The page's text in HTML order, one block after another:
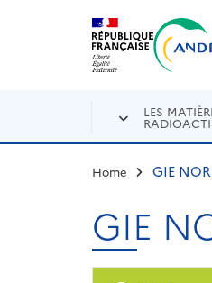
Aller au contenu principal
LES
Home GIE
GIE